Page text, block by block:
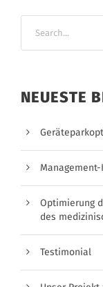
NEUESTE
Optimierung
des
Testimonial